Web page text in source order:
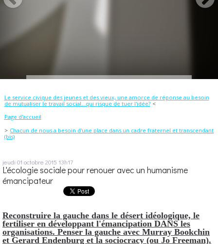
Le service civique des jeunes et des vieux, une amorce de réponse au besoin
de mutualiser le travail social...qui risque de tuer l'idée?
Page d'accueil
Chacun de nous a besoin d'une place dans un cadre fraternel et transcendant
(bis)
jeudi 01 octobre 2015 13h17
L'écologie sociale pour renouer avec un humanisme
émancipateur
Reconstruire la gauche dans le désert idéologique, le
fertiliser en développant l'émancipation DANS les
organisations. Penser la gauche avec Murray Bookchin
et Gerard Endenburg et la sociocracy (ou Jo Freeman).